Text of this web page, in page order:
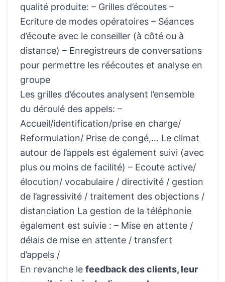
qualité produite: – Grilles d’écoutes –
Ecriture de modes opératoires – Séances
d’écoute avec le conseiller (à côté ou à
distance) – Enregistreurs de conversations
pour permettre les réécoutes et analyse en
groupe
Les grilles d’écoutes analysent l’ensemble
du déroulé des appels: –
Accueil/identification/prise en charge/
Reformulation/ Prise de congé,… Le climat
autour de l’appels est également suivi (avec
plus ou moins de facilité) – Ecoute active/
élocution/ vocabulaire / directivité / gestion
de l’agressivité / traitement des objections /
distanciation La gestion de la téléphonie
également est suivie : – Mise en attente /
délais de mise en attente / transfert
d’appels /
En revanche le feedback des clients, leur